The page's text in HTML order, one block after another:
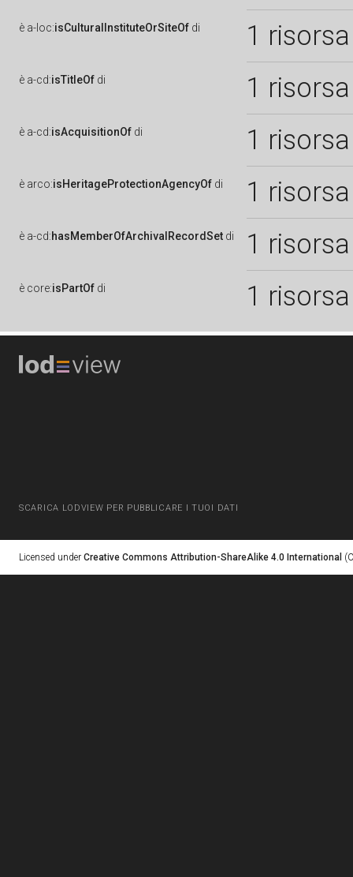
è a-loc:isCulturalInstituteOrSiteOf di 1 risorsa
è a-cd:isTitleOf di 1 risorsa
è a-cd:isAcquisitionOf di 1 risorsa
è arco:isHeritageProtectionAgencyOf di 1 risorsa
è a-cd:hasMemberOfArchivalRecordSet di 1 risorsa
è core:isPartOf di 1 risorsa
SCARICA LODVIEW PER PUBBLICARE I TUOI DATI
Licensed under Creative Commons Attribution-ShareAlike 4.0 International